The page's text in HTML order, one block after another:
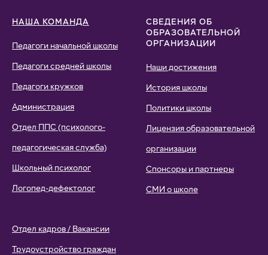
НАША КОМАНДА
Педагоги начальной школы
Педагоги средней школы
Педагоги кружков
Администрация
Отдел ППС (психолого-
педагогическая служба)
Школьный психолог
Логопед-дефектолог
Отдел кадров / Вакансии
Трудоустройство граждан
СВЕДЕНИЯ ОБ
ОБРАЗОВАТЕЛЬНОЙ
ОРГАНИЗАЦИИ
Наши достижения
История школы
Политики школы
Лицензия образовательной
организации
Спонсоры и партнеры
СМИ о школе